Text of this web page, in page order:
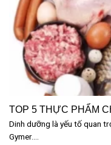
TOP 5 THỰC PHẨM
Dinh dưỡng là yếu tố quan
Gymer....